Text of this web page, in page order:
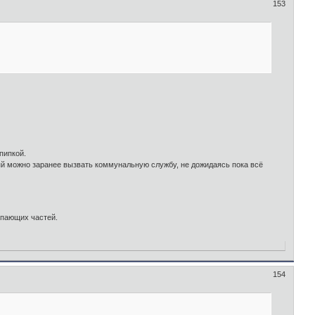
153
можно заранее вызвать коммунальную службу, не дожидаясь пока всё
частей.
154